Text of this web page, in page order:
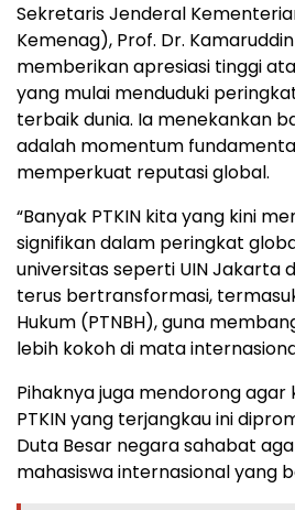
Sekretaris Jenderal
Kemenag), Prof. Dr.
memberikan apresiasi tinggi
yang mulai menduduki
terbaik dunia. Ia menekankan
adalah momentum
memperkuat reputasi global.
“Banyak PTKIN kita yang kini
signifikan dalam peringkat
universitas seperti UIN Jakarta
terus bertransformasi,
Hukum (PTNBH), guna
lebih kokoh di mata
Pihaknya juga mendorong agar
PTKIN yang terjangkau ini
Duta Besar negara sahabat
mahasiswa internasional yang